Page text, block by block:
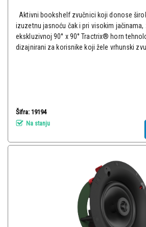
Aktivni bookshelf zvučnici koji donose
izuzetnu jasnoću čak i pri visokim jačinama,
ekskluzivnoj 90° x 90° Tractrix® horn
dizajnirani za korisnike koji žele vrhunski
Šifra: 19194
Na stanju